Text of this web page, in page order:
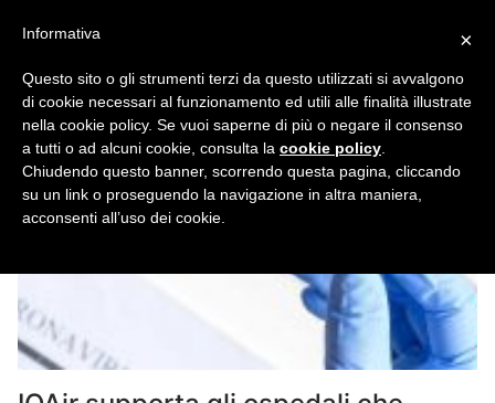
contenuto
×
Informativa
Questo sito o gli strumenti terzi da questo utilizzati si avvalgono
di cookie necessari al funzionamento ed utili alle finalità illustrate
nella cookie policy. Se vuoi saperne di più o negare il consenso
a tutti o ad alcuni cookie, consulta la cookie policy
Chiudendo questo banner, scorrendo questa pagina, cliccando
su un link o proseguendo la navigazione in altra maniera,
acconsenti all’uso dei cookie.